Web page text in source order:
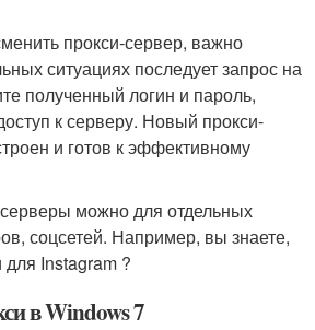
прокси-сервер, важно
ситуациях последует запрос на
полученный логин и пароль,
к серверу. Новый прокси-
и готов к эффективному
можно для отдельных
соцсетей. Например, вы знаете,
Instagram ?
в Windows 7